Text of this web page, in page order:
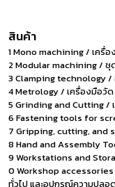
สินค้า
1 Mono machining / เครื่อ
2 Modular machining / ชุ
3 Clamping technology
4 Metrology / เครื่องมือวัด
5 Grinding and Cutting /
6 Fastening tools for
7 Gripping, cutting, and
8 Hand and Assembly
9 Workstations and
0 Workshop
ทั่วไป และอุปกรณ์ความปลอ